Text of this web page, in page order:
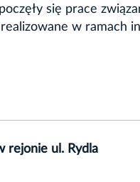
się prace
realizowane w ramach
rejonie ul. Rydla